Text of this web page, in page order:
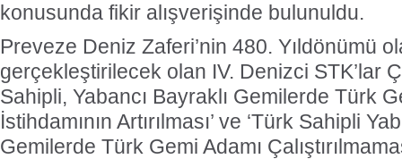
konusunda fikir alışverişinde bulunuldu.
Preveze Deniz Zaferi’nin 480. Yıldönümü
gerçekleştirilecek olan IV. Denizci STK’lar
Sahipli, Yabancı Bayraklı Gemilerde Türk
İstihdamının Artırılması’ ve ‘Türk Sahipli
Gemilerde Türk Gemi Adamı